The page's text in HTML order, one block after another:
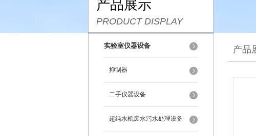
产品展示
PRODUCT DISPLAY
实验室仪器设备
抑制器
二手仪器设备
超纯水机废水污水处理设备
产品